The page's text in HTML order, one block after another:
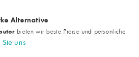
Korrosionsschutz, Rußverteilung,
Alternative
bieten wir beste Preise und persönliche
Sie uns